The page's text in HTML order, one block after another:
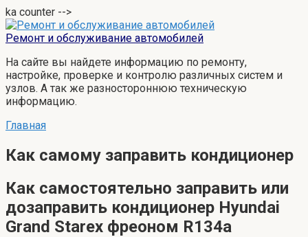
ka counter -->
Перейти
к
Ремонт и обслуживание автомобилей
На сайте вы найдете информацию по ремонту,
настройке, проверке и контролю различных систем и
узлов. А так же разностороннюю техническую
информацию.
Главная
Как самому заправить кондиционер
Как самостоятельно заправить или
дозаправить кондиционер Hyundai
Grand Starex фреоном R134a